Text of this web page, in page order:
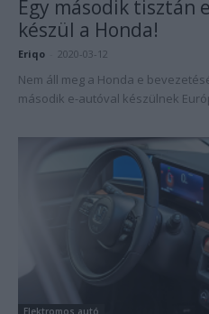
Egy második tisztán
készül a Honda!
Eriqo 2020-03-12
Nem áll meg a Honda e
második e-autóval készülnek
Elektromos autó